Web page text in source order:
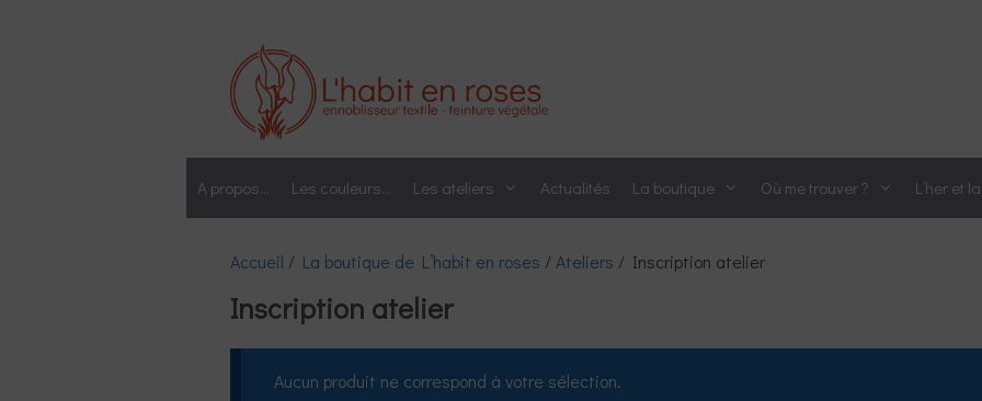
A propos… Les couleurs… Les ateliers Actualités La boutique Où me trouver ? L’her et
Accueil / La boutique de L’habit en roses / Ateliers / Inscription atelier
Inscription atelier
Aucun produit ne correspond à votre sélection.